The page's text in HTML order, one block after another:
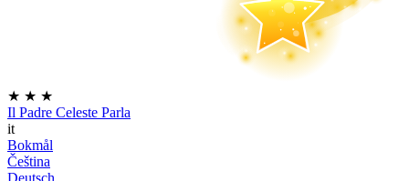
★ ★ ★
Il Padre Celeste Parla
it
Bokmål
Čeština
Deutsch